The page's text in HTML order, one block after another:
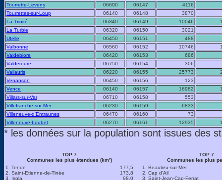
Tourrette-Levens
06690 06147
4116
Tourrettes-sur-Loup
06140 06148
3870
La Trinité
06340 06149 10046
La Turbie
06320 06150
3021
Utelle
06450 06151
488
Valbonne
06560 06152 10746
Valdeblore
06420 06153
686
Valderoure
06750 06154
306
Vallauris
06220 06155 25773
Venanson
06450 06156
123
Vence
06140 06157 16982
Villars-sur-Var
06710 06158
553
Villefranche-sur-Mer
06230 06159
6833
Villeneuve-d'Entraunes
06470 06160
73
Villeneuve-Loubet
06270 06161 12935
* les données sur la population sont issues des
TOP 7
Communes les plus étendues (km²)
TOP 7
Communes les plus
1. Tende
2. Saint-Etienne-de-Tinée
3. Isola
177,5
173,8
98,0
1. Beaulieu-sur-Mer
2. Cap d'Ail
3. Saint-Jean-Cap-Ferrat